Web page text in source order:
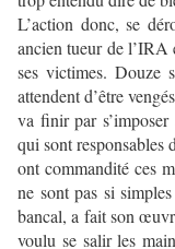
L’action donc, se
ancien tueur de l’IRA
ses victimes. Douze
attendent d’être
va finir par
qui sont responsables
ont commandité ces
ne sont pas si
bancal, a fait son
voulu se salir les